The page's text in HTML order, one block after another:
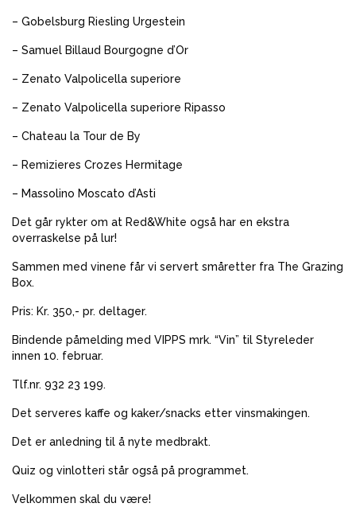
– Gobelsburg Riesling Urgestein
– Samuel Billaud Bourgogne d’Or
– Zenato Valpolicella superiore
– Zenato Valpolicella superiore Ripasso
– Chateau la Tour de By
– Remizieres Crozes Hermitage
– Massolino Moscato d’Asti
Det går rykter om at Red&White også har en ekstra
overraskelse på lur!
Sammen med vinene får vi servert småretter fra The Grazing
Box.
Pris: Kr. 350,- pr. deltager.
Bindende påmelding med VIPPS mrk. “Vin” til Styreleder
innen 10. februar.
Tlf.nr. 932 23 199.
Det serveres kaffe og kaker/snacks etter vinsmakingen.
Det er anledning til å nyte medbrakt.
Quiz og vinlotteri står også på programmet.
Velkommen skal du være!